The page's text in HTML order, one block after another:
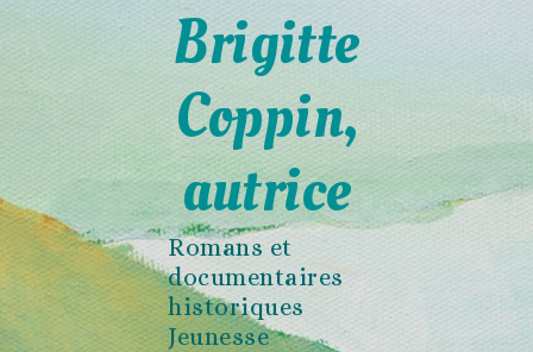
Brigitte
Coppin,
autrice
Romans et
documentaires
historiques
Jeunesse